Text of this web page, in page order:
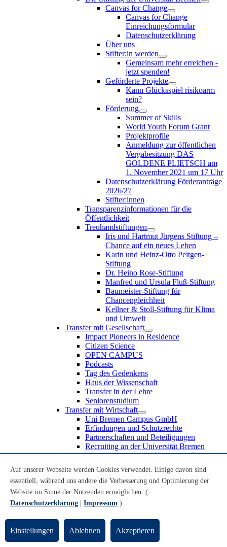
Canvas for Change
Canvas for Change
Einreichungsformular
Datenschutzerklärung
Über uns
Stifter:in werden
Gemeinsam mehr erreichen -
jetzt spenden!
Geförderte Projekte
Kann Glücksspiel risikoarm
sein?
Förderung
Summer of Skills
World Youth Forum Grant
Projektprofile
Anmeldung zur öffentlichen
Vergabesitzung DAS
GOLDENE PLIETSCH am
1. November 2021 um 17 Uhr
Datenschutzerklärung Förderanträge
2026/27
Stifter:innen
Transparenzinformationen für die
Öffentlichkeit
Treuhandstiftungen
Iris und Hartmut Jürgens Stiftung –
Chance auf ein neues Leben
Karin und Heinz-Otto Peitgen-
Stiftung
Dr. Heino Rose-Stiftung
Manfred und Ursula Fluß-Stiftung
Baumeister-Stiftung für
Chancengleichheit
Kellner & Stoll-Stiftung für Klima
und Umwelt
Transfer mit Gesellschaft
Impact Pioneers in Residence
Citizen Science
OPEN CAMPUS
Podcasts
Tag des Gedenkens
Haus der Wissenschaft
Transfer in der Lehre
Seniorenstudium
Transfer mit Wirtschaft
Uni Bremen Campus GmbH
Erfindungen und Schutzrechte
Partnerschaften und Beteiligungen
Recruiting an der Universität Bremen
Weiterbildung an der Universität Bremen
Schülerinnen und Schüler
MINT-Schnupperstudium
Schulklassen
Lehrkräfte
UniTransfer - Servicestelle für Transferaktivitäten
Transfermagazin der Universität Bremen
Auf unserer Webseite werden Cookies verwendet. Einige davon sind
essentiell, während uns andere die Verbesserung und Optimierung der
Website im Sinne der Nutzenden ermöglichen. (
Datenschutzerklärung
Impressum )
Einstellungen Ablehnen Akzeptieren